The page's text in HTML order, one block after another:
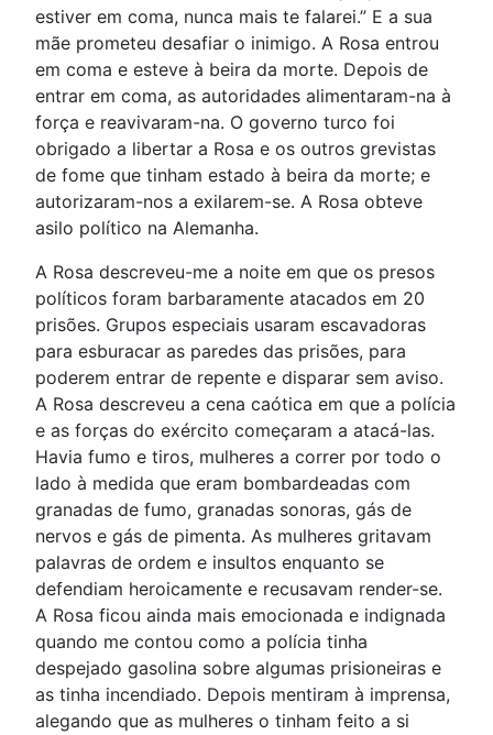
estiver em coma, nunca mais te falarei.” E a sua
mãe prometeu desafiar o inimigo. A Rosa entrou
em coma e esteve à beira da morte. Depois de
entrar em coma, as autoridades alimentaram-na à
força e reavivaram-na. O governo turco foi
obrigado a libertar a Rosa e os outros grevistas
de fome que tinham estado à beira da morte; e
autorizaram-nos a exilarem-se. A Rosa obteve
asilo político na Alemanha.
A Rosa descreveu-me a noite em que os presos
políticos foram barbaramente atacados em 20
prisões. Grupos especiais usaram escavadoras
para esburacar as paredes das prisões, para
poderem entrar de repente e disparar sem aviso.
A Rosa descreveu a cena caótica em que a polícia
e as forças do exército começaram a atacá-las.
Havia fumo e tiros, mulheres a correr por todo o
lado à medida que eram bombardeadas com
granadas de fumo, granadas sonoras, gás de
nervos e gás de pimenta. As mulheres gritavam
palavras de ordem e insultos enquanto se
defendiam heroicamente e recusavam render-se.
A Rosa ficou ainda mais emocionada e indignada
quando me contou como a polícia tinha
despejado gasolina sobre algumas prisioneiras e
as tinha incendiado. Depois mentiram à imprensa,
alegando que as mulheres o tinham feito a si